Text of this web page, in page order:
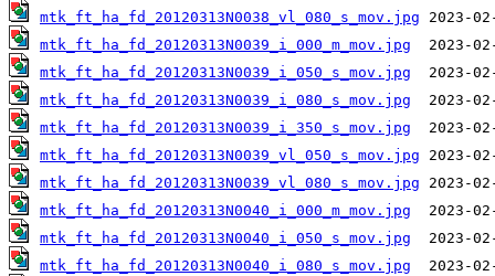
mtk_ft_ha_fd_20120313N0038_vl_080_s_mov.jpg
mtk_ft_ha_fd_20120313N0039_i_000_m_mov.jpg
mtk_ft_ha_fd_20120313N0039_i_050_s_mov.jpg
mtk_ft_ha_fd_20120313N0039_i_080_s_mov.jpg
mtk_ft_ha_fd_20120313N0039_i_350_s_mov.jpg
mtk_ft_ha_fd_20120313N0039_vl_050_s_mov.jpg
mtk_ft_ha_fd_20120313N0039_vl_080_s_mov.jpg
mtk_ft_ha_fd_20120313N0040_i_000_m_mov.jpg
mtk_ft_ha_fd_20120313N0040_i_050_s_mov.jpg
mtk_ft_ha_fd_20120313N0040_i_080_s_mov.jpg